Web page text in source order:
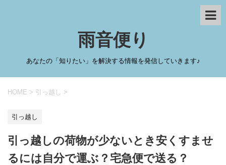
雨音便り
あなたの「知りたい」を解決する情報を発信していきます♪
HOME > 引っ越し >
引っ越し
引っ越しの荷物が少ないとき安くすませ
るには自分で運ぶ？宅急便で送る？